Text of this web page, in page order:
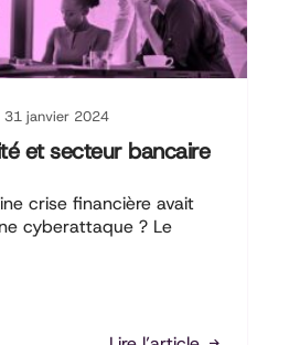
31 janvier 2024
et secteur bancaire
crise financière avait
cyberattaque ? Le